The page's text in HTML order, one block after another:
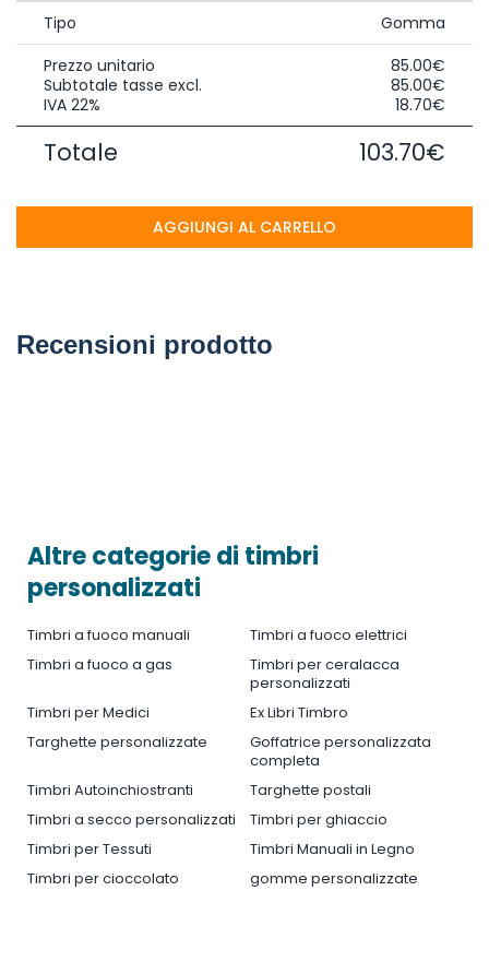
Recensioni prodotto
Tipo
Gomma
Prezzo unitario
85.00€
Subtotale tasse excl.
85.00€
IVA 22%
18.70€
Totale 103.70€
AGGIUNGI AL CARRELLO
Altre categorie di timbri
personalizzati
Timbri a fuoco manuali
Timbri a fuoco elettrici
Timbri a fuoco a gas
Timbri per ceralacca
personalizzati
Timbri per Medici
Ex Libri Timbro
Targhette personalizzate
Goffatrice personalizzata
completa
Timbri Autoinchiostranti
Targhette postali
Timbri a secco personalizzati
Timbri per ghiaccio
Timbri per Tessuti
Timbri Manuali in Legno
Timbri per cioccolato
gomme personalizzate